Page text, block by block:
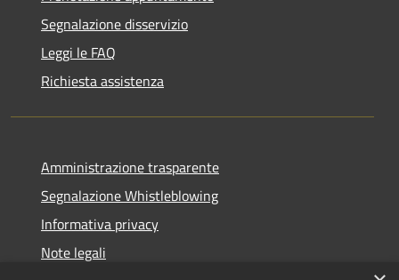
Segnalazione disservizio
Leggi le FAQ
Richiesta assistenza
Amministrazione trasparente
Segnalazione Whistleblowing
Informativa privacy
Note legali